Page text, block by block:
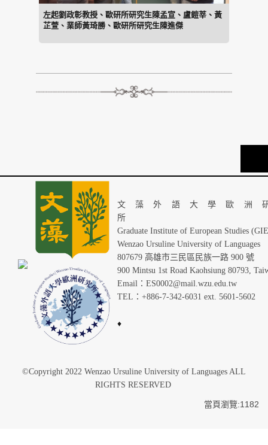
左起劉政彰教授、歐研所研究生陳孟宣、盧鎧莘、黃
芷萱、業師黃琦勝、歐研所研究生陳進傑
文藻外語大學歐洲
Graduate Institute of European Studies
Wenzao Ursuline University of Languages
807679 高雄市三民區民族一路 900 號
900 Mintsu 1st Road Kaohsiung 80793,
Email：ES0002@mail.wzu.edu.tw
TEL：+886-7-342-6031 ext. 5601-5602
♦
©Copyright 2022 Wenzao Ursuline University of Languages ALL
RIGHTS RESERVED
當頁瀏覽:1182